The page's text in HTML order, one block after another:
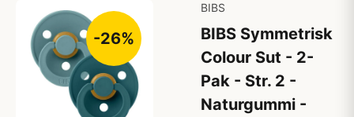
-26%
BIBS
BIBS Symmetrisk
Colour Sut - 2-
Pak - Str. 2 -
Naturgummi -